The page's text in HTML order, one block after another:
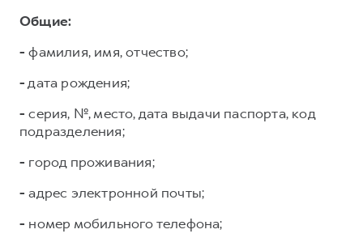
Общие:
- фамилия, имя, отчество;
-дата рождения;
- серия, №, место, дата выдачи паспорта, код
подразделения;
- город проживания;
- адрес электронной почты;
- номер мобильного телефона;